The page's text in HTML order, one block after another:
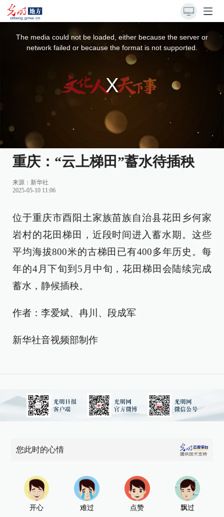
The media could not be loaded, either because the server or
network failed or because the format is not supported.
重庆：“云上梯田”蓄水待插秧
来源： 新华社
2025-05-10 11:06
位于重庆市酉阳土家族苗族自治县花田乡何家
岩村的花田梯田，近段时间进入蓄水期。这些
平均海拔800米的古梯田已有400多年历史。每
年的4月下旬到5月中旬，花田梯田会陆续完成
蓄水，静候插秧。
作者：李爱斌、冉川、段成军
新华社音视频部制作
您此时的心情
开心 难过 点赞 飘过